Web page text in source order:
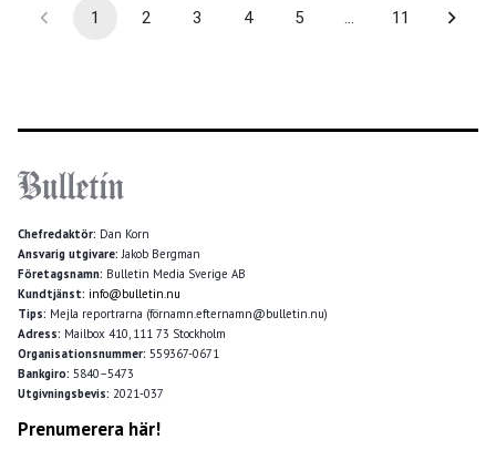
1 2 3 4 5 11
Chefredaktör: Dan Korn
Ansvarig utgivare:Jakob Bergman
Företagsnamn: Bulletin Media Sverige AB
Kundtjänst: info@bulletin.nu
Tips: Mejla reportrarna (förnamn.efternamn@bulletin.nu)
Adress: Mailbox 410, 111 73 Stockholm
Organisationsnummer: 559367-0671
Bankgiro: 5840–5473
Utgivningsbevis: 2021-037
Prenumerera här!